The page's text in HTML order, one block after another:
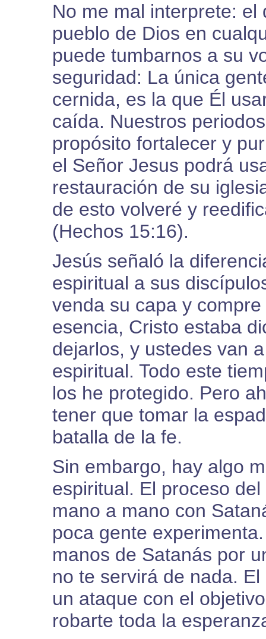
No me mal interprete:
pueblo de Dios en
puede tumbarnos a su
seguridad: La única
cernida, es la que Él
caída. Nuestros
propósito fortalecer y
el Señor Jesus podrá
restauración de su
de esto volveré y
(Hechos 15:16).
Jesús señaló la
espiritual a sus
venda su capa y
esencia, Cristo estaba
dejarlos, y ustedes van
espiritual. Todo este
los he protegido. Pero
tener que tomar la
batalla de la fe.
Sin embargo, hay algo
espiritual. El proceso
mano a mano con
poca gente
manos de Satanás por
no te servirá de nada.
un ataque con el
robarte toda la